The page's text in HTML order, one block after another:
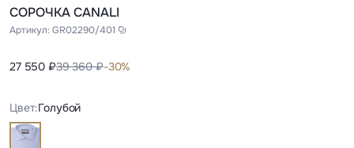
СОРОЧКА CANALI
Артикул: GR02290/401
27 550 ₽39 360 ₽-30%
Цвет:Голубой